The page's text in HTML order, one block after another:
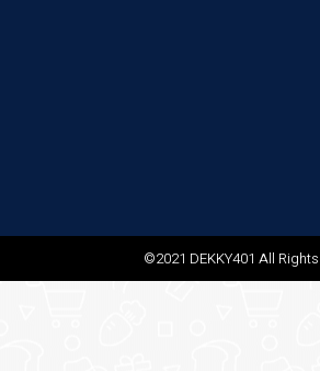
©2021 DEKKY401 All